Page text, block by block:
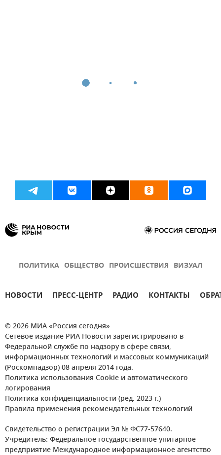
ПОЛИТИКА ОБЩЕСТВО ПРОИСШЕСТВИЯ ВИЗУАЛ
НОВОСТИ ПРЕСС-ЦЕНТР РАДИО КОНТАКТЫ
© 2026 МИА «Россия сегодня»
Сетевое издание РИА Новости зарегистрировано в
Федеральной службе по надзору в сфере связи,
информационных технологий и массовых коммуникаций
(Роскомнадзор) 08 апреля 2014 года.
Политика использования Cookie и автоматического
логирования
Политика конфиденциальности (ред. 2023 г.)
Правила применения рекомендательных технологий
Свидетельство о регистрации Эл № ФС77-57640.
Учредитель: Федеральное государственное унитарное
предприятие Международное информационное агентство